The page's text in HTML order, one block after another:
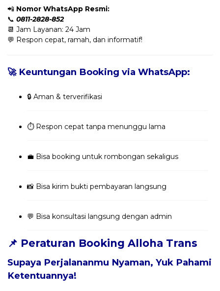
📲 Nomor WhatsApp Resmi:
📞 0811-2828-852
📆 Jam Layanan: 24 Jam
💬 Respon cepat, ramah, dan informatif!
🚀 Keuntungan Booking via WhatsApp:
🔒 Aman & terverifikasi
⏱️ Respon cepat tanpa menunggu lama
💼 Bisa booking untuk rombongan sekaligus
📸 Bisa kirim bukti pembayaran langsung
💬 Bisa konsultasi langsung dengan admin
📌 Peraturan Booking Alloha Trans
Supaya Perjalananmu Nyaman, Yuk Pahami
Ketentuannya!